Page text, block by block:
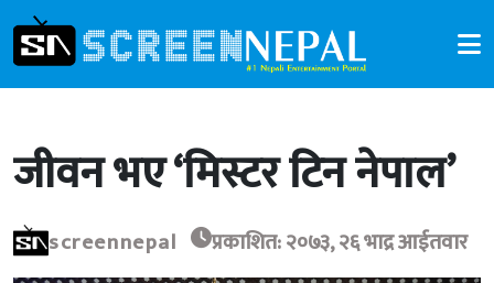
जीवन भए ‘मिस्टर टिन नेपाल’
screennepal प्रकाशित: २०७३, २६ भाद्र आईतवार